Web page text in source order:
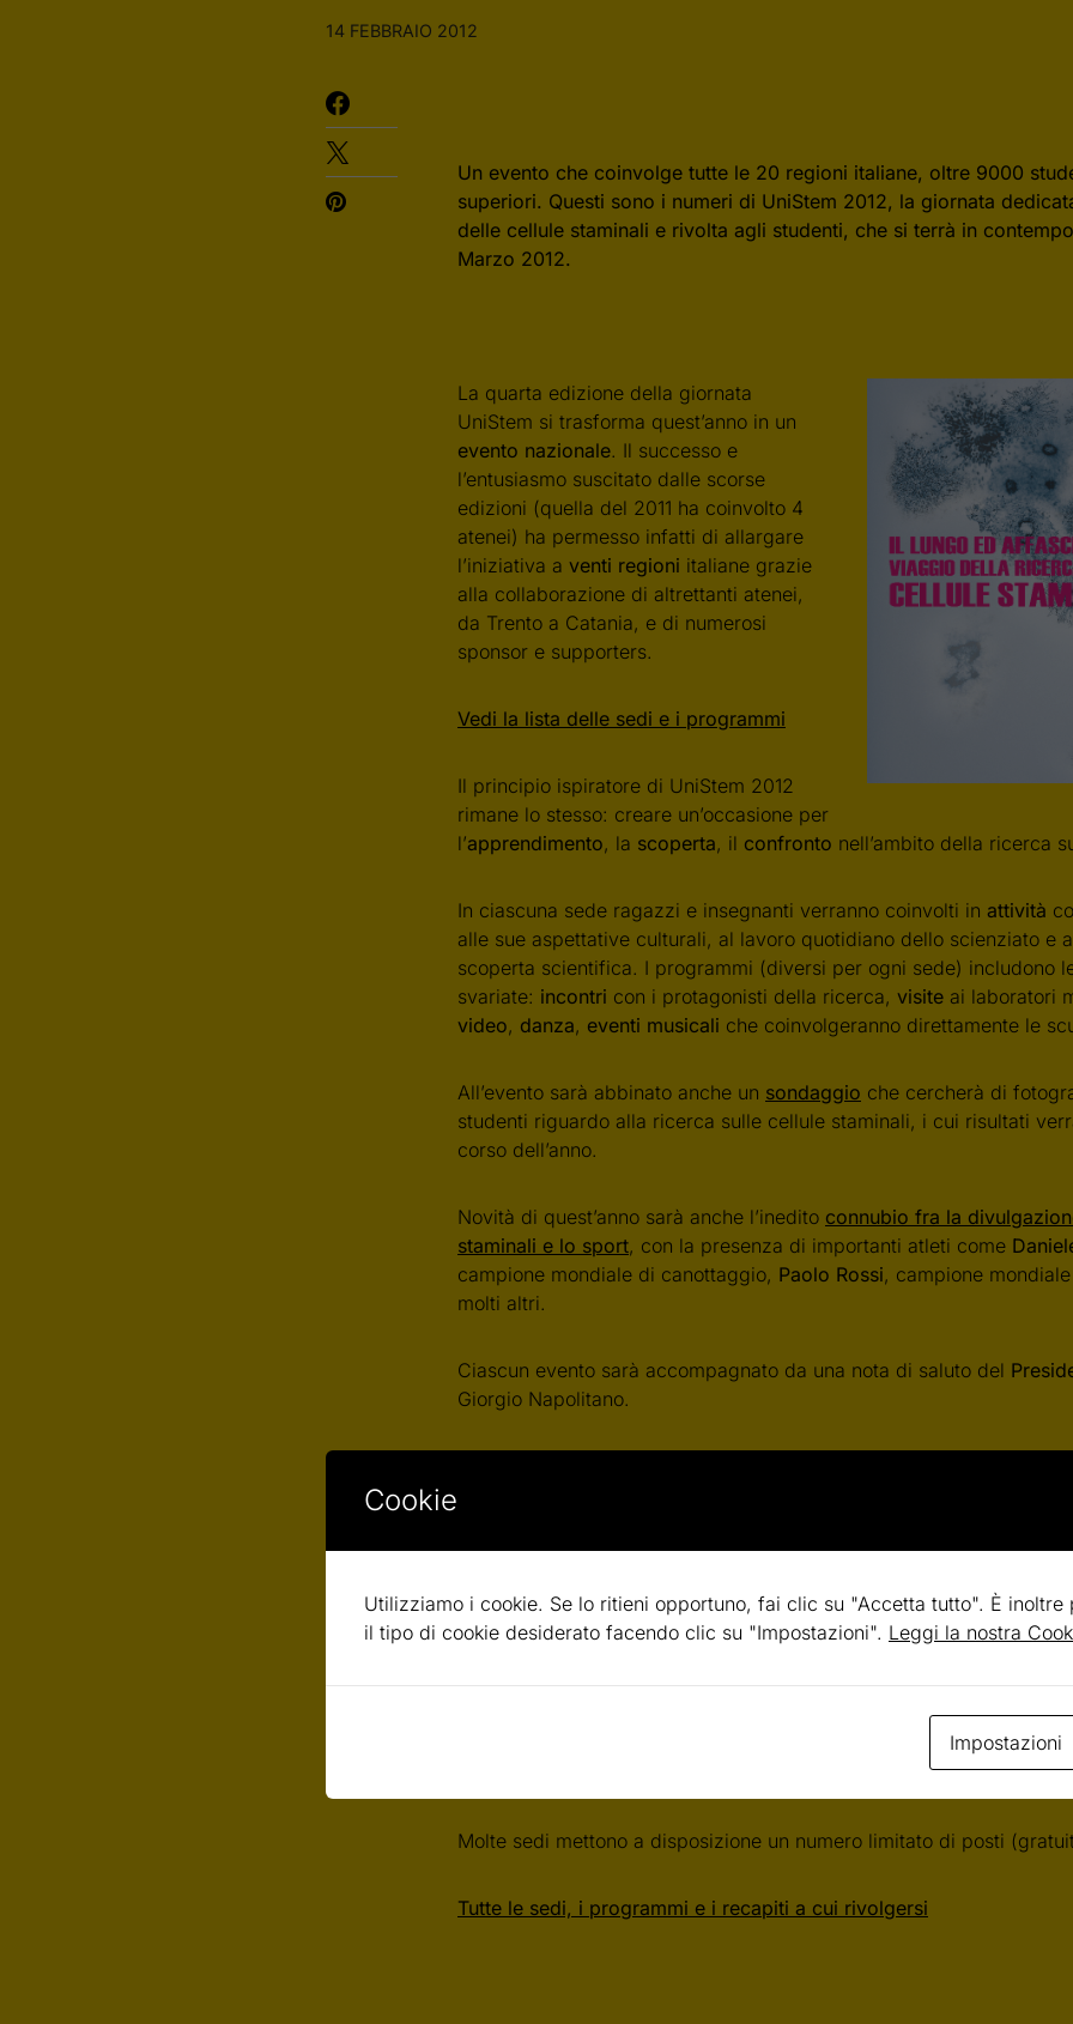
14 FEBBRAIO 2012
Un evento che coinvolge tutte le 20 regioni italiane, oltre 9000
superiori. Questi sono i numeri di UniStem 2012, la giornata
delle cellule staminali e rivolta agli studenti, che si terrà in
Marzo 2012.
La quarta edizione della giornata
UniStem si trasforma quest’anno in un
evento nazionale. Il successo e
l’entusiasmo suscitato dalle scorse
edizioni (quella del 2011 ha coinvolto 4
atenei) ha permesso infatti di allargare
l’iniziativa a venti regioni italiane grazie
alla collaborazione di altrettanti atenei,
da Trento a Catania, e di numerosi
sponsor e supporters.
Vedi la lista delle sedi e i programmi
Il principio ispiratore di UniStem 2012
rimane lo stesso: creare un’occasione per
l’apprendimento, la scoperta, il confronto nell’ambito della ricerca
In ciascuna sede ragazzi e insegnanti verranno coinvolti in attività
alle sue aspettative culturali, al lavoro quotidiano dello scienziato e
scoperta scientifica. I programmi (diversi per ogni sede) includono
svariate: incontri con i protagonisti della ricerca, visite ai laboratori
video, danza, eventi musicali che coinvolgeranno direttamente le
All’evento sarà abbinato anche un sondaggio che cercherà di
studenti riguardo alla ricerca sulle cellule staminali, i cui risultati
corso dell’anno.
Novità di quest’anno sarà anche l’inedito connubio fra la
staminali e lo sport, con la presenza di importanti atleti come
campione mondiale di canottaggio, Paolo Rossi, campione
molti altri.
Ciascun evento sarà accompagnato da una nota di saluto del
Giorgio Napolitano.
Molte sedi mettono a disposizione un numero limitato di posti
Tutte le sedi, i programmi e i recapiti a cui rivolgersi
Cookie
Utilizziamo i cookie. Se lo ritieni opportuno, fai clic su "Accetta tutto". È inoltre
il tipo di cookie desiderato facendo clic su "Impostazioni". Leggi la nostra
Impostazioni